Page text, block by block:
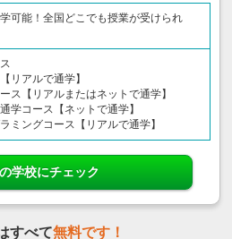
可能！全国どこでも授業が受けられ
リアルで通学】
ス【リアルまたはネットで通学】
学コース【ネットで通学】
ミングコース【リアルで通学】
学校にチェック
すべて無料です！